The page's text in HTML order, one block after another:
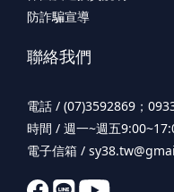
防詐騙宣導
聯絡我們
電話 / (07)3592869；
時間 / 週一~週五
電子信箱 /